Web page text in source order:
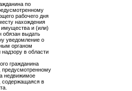
по
рабочего дня
нахождения
и (или)
обязан выдать
уведомление о
органом
в области
гражданина
предусмотренному
недвижимое
содержащаяся в